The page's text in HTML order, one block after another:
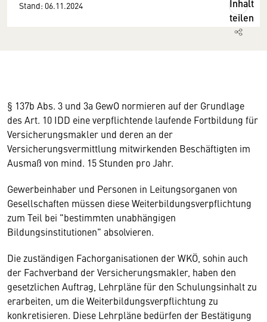
Stand: 06.11.2024
Inhalt
teilen
§ 137b Abs. 3 und 3a GewO normieren auf der Grundlage
des Art. 10 IDD eine verpflichtende laufende Fortbildung für
Versicherungsmakler und deren an der
Versicherungsvermittlung mitwirkenden Beschäftigten im
Ausmaß von mind. 15 Stunden pro Jahr.
Gewerbeinhaber und Personen in Leitungsorganen von
Gesellschaften müssen diese Weiterbildungsverpflichtung
zum Teil bei "bestimmten unabhängigen
Bildungsinstitutionen" absolvieren.
Die zuständigen Fachorganisationen der WKÖ, sohin auch
der Fachverband der Versicherungsmakler, haben den
gesetzlichen Auftrag, Lehrpläne für den Schulungsinhalt zu
erarbeiten, um die Weiterbildungsverpflichtung zu
konkretisieren. Diese Lehrpläne bedürfen der Bestätigung